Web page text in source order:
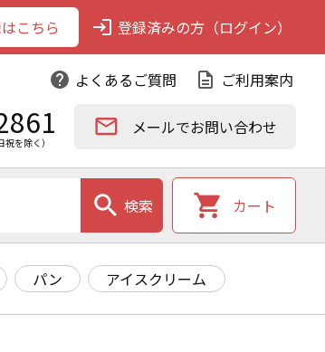
こちら login 登録済みの方（ログイン）
help よくあるご質問 description ご利用案内
を除く）
email メールでお問い合わせ
search 検索 shopping_cart カート
パン アイスクリーム